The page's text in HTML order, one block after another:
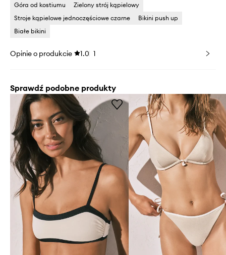
Góra od kostiumu
Zielony strój kąpielowy
Stroje kąpielowe jednoczęściowe czarne
Bikini push up
Białe bikini
Opinie o produkcie 1.0 1
Sprawdź podobne produkty